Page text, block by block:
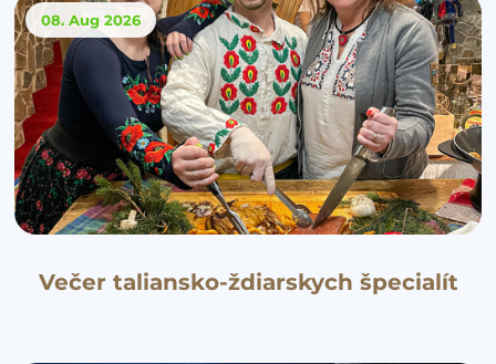
08. Aug 2026
Večer taliansko-ždiarskych špecialít